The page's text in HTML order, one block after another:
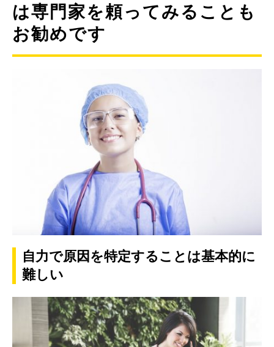
は専門家を頼ってみることも
お勧めです
自力で原因を特定することは基本的に
難しい